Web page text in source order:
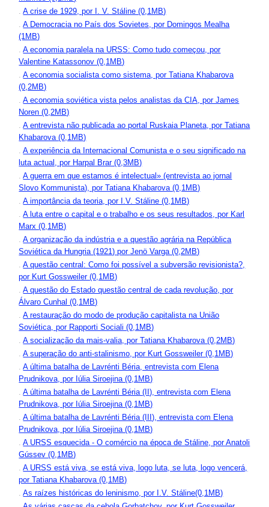
.A crise de 1929, por I. V. Stáline (0,1MB)
.A Democracia no País dos Sovietes, por Domingos Mealha
(1MB)
.A economia paralela na URSS: Como tudo começou, por
Valentine Katassonov (0,1MB)
.A economia socialista como sistema, por Tatiana Khabarova
(0,2MB)
.A economia soviética vista pelos analistas da CIA, por James
Noren (0,2MB)
.A entrevista não publicada ao portal Ruskaia Planeta, por Tatiana
Khabarova (0,1MB)
.A experiência da Internacional Comunista e o seu significado na
luta actual, por Harpal Brar (0,3MB)
.A guerra em que estamos é intelectual» (entrevista ao jornal
Slovo Kommunista), por Tatiana Khabarova (0,1MB)
.A importância da teoria, por I.V. Stáline (0,1MB)
.A luta entre o capital e o trabalho e os seus resultados, por Karl
Marx (0,1MB)
.A organização da indústria e a questão agrária na República
Soviética da Hungria (1921) por Jenö Varga (0,2MB)
.A questão central: Como foi possível a subversão revisionista?,
por Kurt Gossweiler (0,1MB)
.A questão do Estado questão central de cada revolução, por
Álvaro Cunhal (0,1MB)
.A restauração do modo de produção capitalista na União
Soviética, por Rapporti Sociali (0,1MB)
.A socialização da mais-valia, por Tatiana Khabarova (0,2MB)
.A superação do anti-stalinismo, por Kurt Gossweiler (0,1MB)
.A última batalha de Lavrénti Béria, entrevista com Elena
Prudnikova, por Iúlia Siroejina (0,1MB)
.A última batalha de Lavrénti Béria (II), entrevista com Elena
Prudnikova, por Iúlia Siroejina (0,1MB)
.A última batalha de Lavrénti Béria (III), entrevista com Elena
Prudnikova, por Iúlia Siroejina (0,1MB)
.A URSS esquecida - O comércio na época de Stáline, por Anatoli
Gússev (0,1MB)
.A URSS está viva, se está viva, logo luta, se luta, logo vencerá,
por Tatiana Khabarova (0,1MB)
.As raízes históricas do leninismo, por I.V. Stáline(0,1MB)